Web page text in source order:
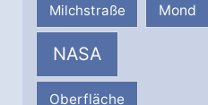
Milchstraße Mond
NASA
Oberfläche